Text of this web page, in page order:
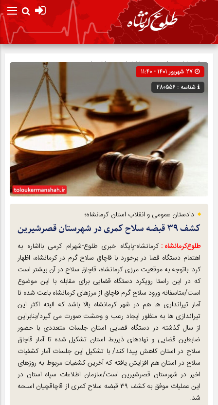
صفحه نخستاجتماعی»اخبار استان»اختصاصی
شناسه : 280556
دادستان عمومی و انقلاب استان کرمانشاه؛
کشف ۳۹ قبضه سلاح کمری در شهرستان قصرشیرین
طلوع‌‌کرمانشاه : کرمانشاه-پایگاه خبری طلوع-شهرام کرمی بااشاره به
اهتمام دستگاه قضا در برخورد با قاچاق سلاح گرم در کرمانشاه، اظهار
کرد: باتوجه به موقعیت مرزی کرمانشاه، قاچاق سلاح در آن بیشتر است
که در این راستا رویکرد دستگاه قضایی برای مقابله با این موضوع
است‌/متاسفانه ورود سلاح گرم قاچاق از مرزهای کرمانشاه باعث شده تا
آمار تیرانداری ها هم در شهر کرمانشاه بالا باشد که البته اکثر این
تیراندازی ها به منظور ایجاد رعب و وحشت صورت می گیرد/بنابراین
از سال گذشته در دستگاه قضایی استان جلسات متعددی با حضور
ضابطین قضایی و نهادهای ذیربط استان تشکیل شده تا آمار قاچاق
سلاح در استان کاهش پیدا کند/ با تشکیل این جلسات آمار کشفیات
سلاح در استان هم افزایش یافته که آخرین کشفیات مربوط به روزهای
اخیر در شهرستان قصرشیرین است/سازمان اطلاعات سپاه استان در
این عملیات موفق به کشف ۳۹ قبضه سلاح کمری از قاچاقچیان اسلحه
شد.